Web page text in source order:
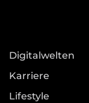
Digitalwelten
Karriere
Lifestyle